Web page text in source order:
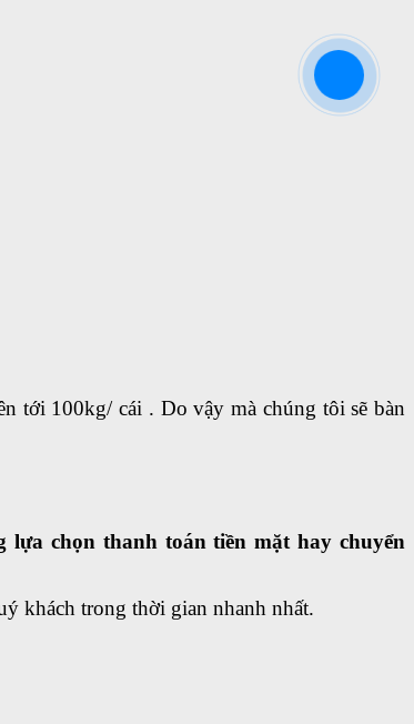
tới 100kg/ cái . Do vậy mà chúng tôi sẽ bàn
chọn thanh toán tiền mặt hay chuyển
khách trong thời gian nhanh nhất.